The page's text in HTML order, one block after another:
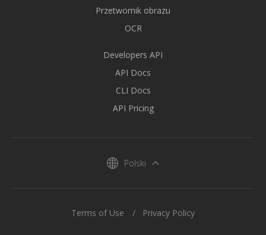
Przetwornik obrazu
OCR
Developers API
API Docs
CLI Docs
API Pricing
Polski
Terms of Use Privacy Policy